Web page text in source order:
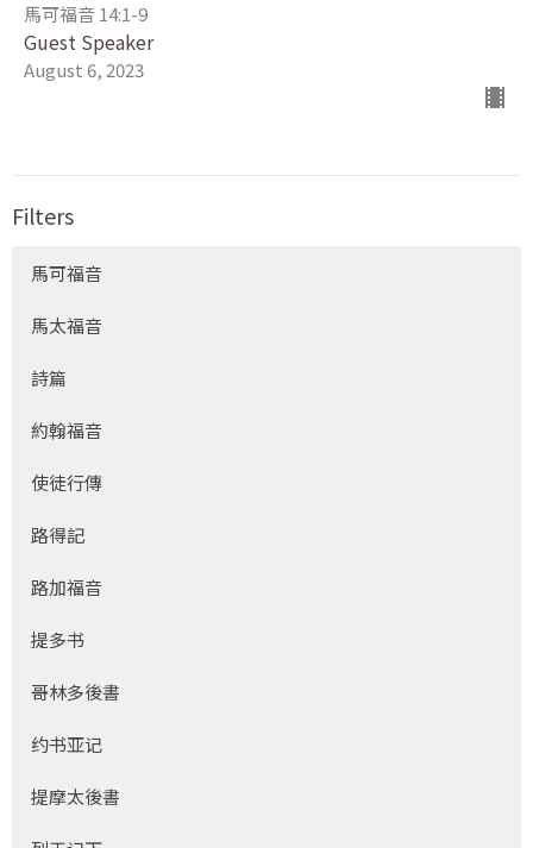
馬可福音 14:1-9
Guest Speaker
August 6, 2023
Filters
馬可福音
馬太福音
詩篇
約翰福音
使徒行傳
路得記
路加福音
提多书
哥林多後書
约书亚记
提摩太後書